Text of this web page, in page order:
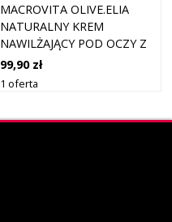
MACROVITA OLIVE.ELIA
NATURALNY KREM
NAWILŻAJĄCY POD OCZY Z
BIO-OLIWĄ I AWOKADO
30ML
99,90 zł
1 oferta